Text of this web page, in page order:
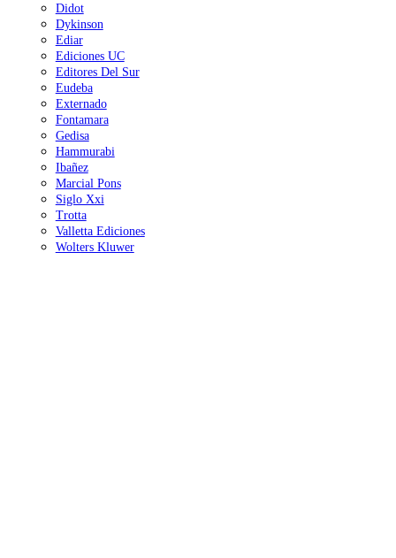
Didot
Dykinson
Ediar
Ediciones UC
Editores Del Sur
Eudeba
Externado
Fontamara
Gedisa
Hammurabi
Ibañez
Marcial Pons
Siglo Xxi
Trotta
Valletta Ediciones
Wolters Kluwer